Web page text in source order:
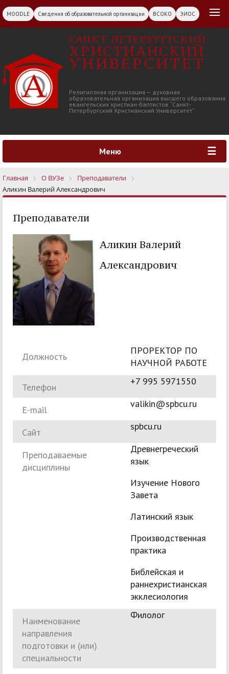
MOODLE Сведения об образовательной организации ВСОКО ЭИОС
САНКТ-ПЕТЕРБУРГСКИЙ
ХРИСТИАНСКИЙ
УНИВЕРСИТЕТ
Религиозная организация — духовная
образовательная организация высшего образования
евангельских христиан-баптистов “Санкт-
Петербургский Христианский Университет”
Меню
Главная О ВУЗе
Преподаватели
Аликин Валерий Александрович
Преподаватели
Аликин Валерий
Александрович
Должность
ПРОРЕКТОР ПО
НАУЧНОЙ РАБОТЕ
Телефон
+7 995 5971550
E-mail
valikin@spbcu.ru
Сайт
spbcu.ru
Преподаваемые
дисциплины
Древнегреческий
язык
Изучение Нового
Завета
Латинский язык
Производственная
практика
Библейская и
раннехристианская
экклесиология
Наименование
направления
подготовки и (или)
специальности
Филолог